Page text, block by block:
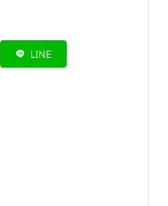
LINE